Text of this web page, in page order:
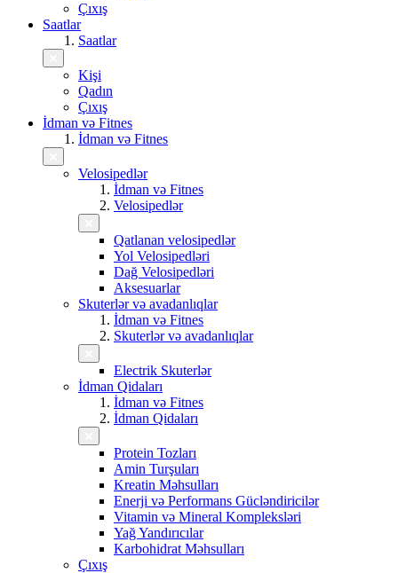
Çıxış
Saatlar
Saatlar
Kişi
Qadın
Çıxış
İdman və Fitnes
İdman və Fitnes
Velosipedlər
İdman və Fitnes
Velosipedlər
Qatlanan velosipedlər
Yol Velosipedləri
Dağ Velosipedləri
Aksesuarlar
Skuterlər və avadanlıqlar
İdman və Fitnes
Skuterlər və avadanlıqlar
Electrik Skuterlər
İdman Qidaları
İdman və Fitnes
İdman Qidaları
Protein Tozları
Amin Turşuları
Kreatin Məhsulları
Enerji və Performans Gücləndiricilər
Vitamin və Mineral Kompleksləri
Yağ Yandırıcılar
Karbohidrat Məhsulları
Çıxış